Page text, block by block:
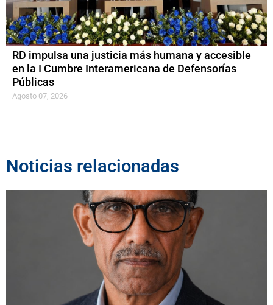
RD impulsa una justicia más humana y accesible
en la I Cumbre Interamericana de Defensorías
Públicas
Agosto 07, 2026
Noticias relacionadas